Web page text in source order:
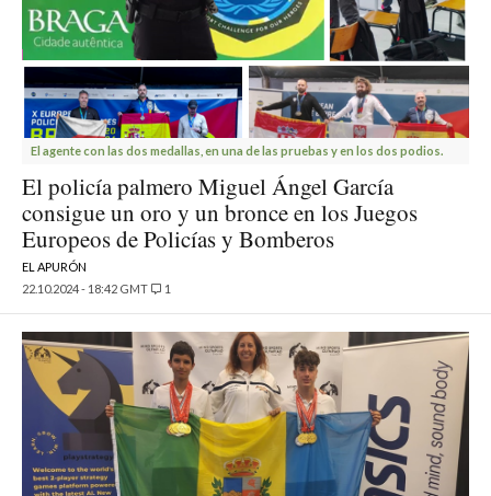
El agente con las dos medallas, en una de las pruebas y en los dos podios.
El policía palmero Miguel Ángel García
consigue un oro y un bronce en los Juegos
Europeos de Policías y Bomberos
EL APURÓN
22.10.2024 - 18:42 GMT
1